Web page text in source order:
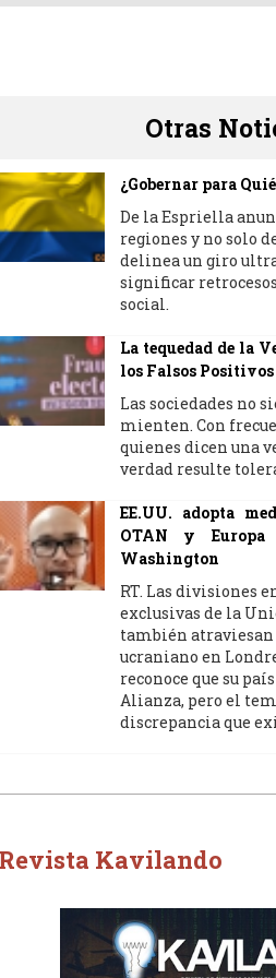
Otras
¿Gobernar para
De la Espriella
regiones y no solo
delinea un giro
significar
social.
La tequedad de la
los Falsos
Las sociedades no
mienten. Con
quienes dicen una
verdad resulte
EE.UU. adopta
OTAN y
Washington
RT. Las divisiones
exclusivas de la
también atraviesan
ucraniano en
reconoce que su
Alianza, pero el
discrepancia que
Kavilando